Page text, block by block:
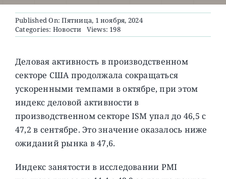
Published On: Пятница, 1 ноября, 2024
Categories: Новости Views: 198
Деловая активность в производственном
секторе США продолжала сокращаться
ускоренными темпами в октябре, при этом
индекс деловой активности в
производственном секторе ISM упал до 46,5 с
47,2 в сентябре. Это значение оказалось ниже
ожиданий рынка в 47,6.
Индекс занятости в исследовании PMI